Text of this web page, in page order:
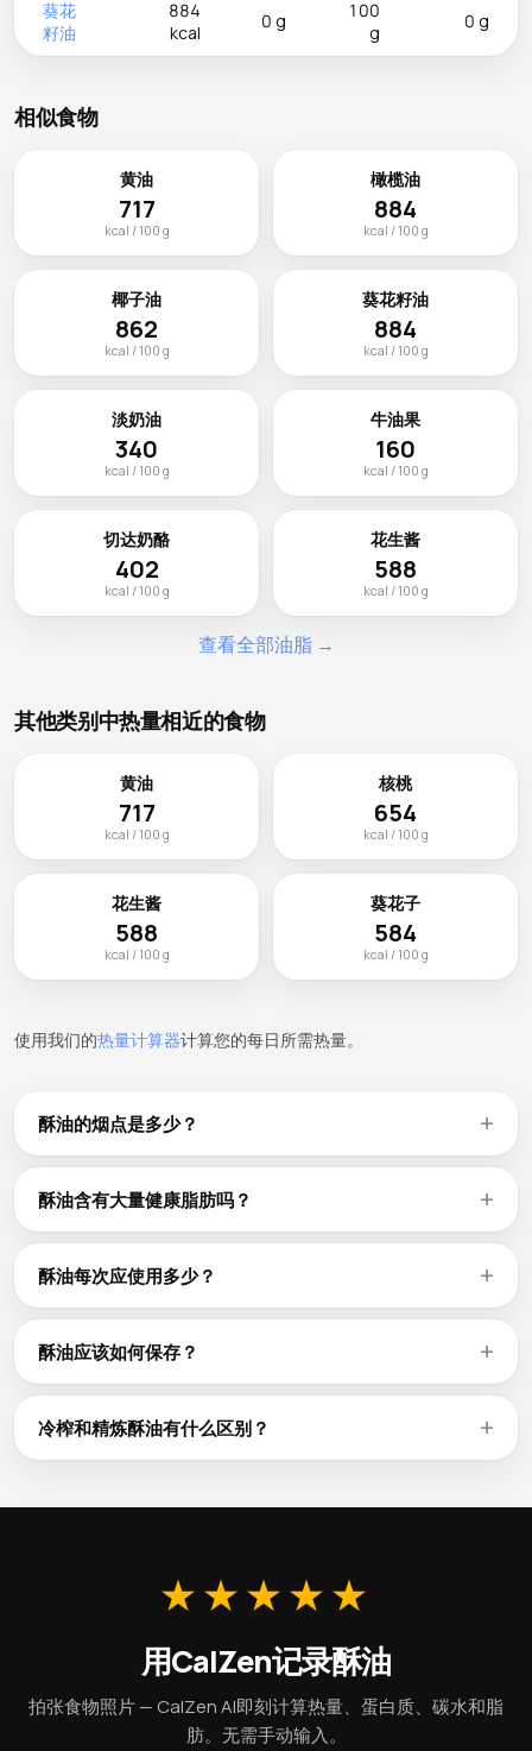
葵花
籽油
884
kcal
0 g
100
g
0 g
相似食物
黄油
717
kcal / 100 g
橄榄油
884
kcal / 100 g
椰子油
862
kcal / 100 g
葵花籽油
884
kcal / 100 g
淡奶油
340
kcal / 100 g
牛油果
160
kcal / 100 g
切达奶酪
402
kcal / 100 g
花生酱
588
kcal / 100 g
查看全部油脂 →
其他类别中热量相近的食物
黄油
717
kcal / 100 g
核桃
654
kcal / 100 g
花生酱
588
kcal / 100 g
葵花子
584
kcal / 100 g
使用我们的热量计算器计算您的每日所需热量。
酥油的烟点是多少？
烟点因油的种类和精炼程度而异。精炼油（牛油果油、菜籽
油）可耐受230-270°C，而未精炼油（特级初榨橄榄油、亚麻
有害化合物和异味。
酥油含有大量健康脂肪吗？
酥油每100g含99.5g脂肪——其热量（876 kcal）几乎全部来
自脂肪。对健康的影响取决于脂肪组成：富含单不饱和脂肪酸
的心脏健康相关。
酥油每次应使用多少？
食用油的标准每份为1汤匙（约14g），提供约123 kcal。由于
油的热量密度高达每100g 876 kcal，用汤匙计量而非直接倒入
酥油应该如何保存？
将酥油存放在远离热源和光照的阴凉干燥处，以防止氧化加
速。密封的深色玻璃瓶最为理想。大多数油开封后可保存6-12
冷榨和精炼酥油有什么区别？
★★★★★
用CalZen记录酥油
拍张食物照片 — CalZen AI即刻计算热量、蛋白质、碳水和脂
肪。无需手动输入。